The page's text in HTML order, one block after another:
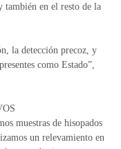
también en el resto de la
la detección precoz, y
como Estado”,
muestras de hisopados
un relevamiento en